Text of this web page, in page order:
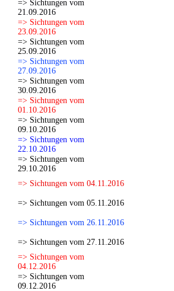
=> Sichtungen vom
21.09.2016
=> Sichtungen vom
23.09.2016
=> Sichtungen vom
25.09.2016
=> Sichtungen vom
27.09.2016
=> Sichtungen vom
30.09.2016
=> Sichtungen vom
01.10.2016
=> Sichtungen vom
09.10.2016
=> Sichtungen vom
22.10.2016
=> Sichtungen vom
29.10.2016
=> Sichtungen vom 04.11.2016
=> Sichtungen vom 05.11.2016
=> Sichtungen vom 26.11.2016
=> Sichtungen vom 27.11.2016
=> Sichtungen vom
04.12.2016
=> Sichtungen vom
09.12.2016